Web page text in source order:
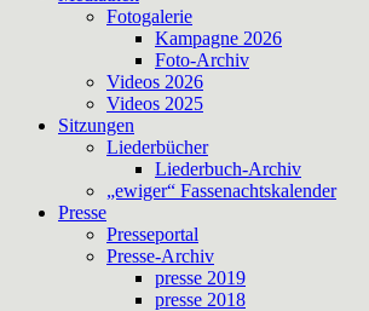
Fotogalerie
Kampagne 2026
Foto-Archiv
Videos 2026
Videos 2025
Sitzungen
Liederbücher
Liederbuch-Archiv
„ewiger“ Fassenachtskalender
Presse
Presseportal
Presse-Archiv
presse 2019
presse 2018